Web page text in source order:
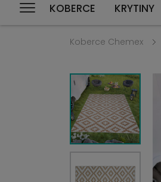
KOBERCE KRYTINY
Koberce Chemex